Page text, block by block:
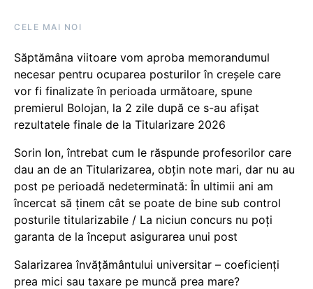
CELE MAI NOI
Săptămâna viitoare vom aproba memorandumul
necesar pentru ocuparea posturilor în creșele care
vor fi finalizate în perioada următoare, spune
premierul Bolojan, la 2 zile după ce s-au afișat
rezultatele finale de la Titularizare 2026
Sorin Ion, întrebat cum le răspunde profesorilor care
dau an de an Titularizarea, obțin note mari, dar nu au
post pe perioadă nedeterminată: În ultimii ani am
încercat să ținem cât se poate de bine sub control
posturile titularizabile / La niciun concurs nu poți
garanta de la început asigurarea unui post
Salarizarea învățământului universitar – coeficienți
prea mici sau taxare pe muncă prea mare?